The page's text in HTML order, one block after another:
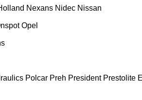
Nexans Nidec Nissan
Opel
Polcar Preh President Prestolite